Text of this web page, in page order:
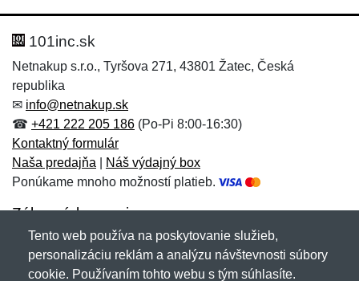
Hodnotenie:
Meno:*
E-mail:
Správa*
Meno:
E-mail:*
Správa*
101inc.sk
Netnakup s.r.o., Tyršova 271, 43801 Žatec, Česká
republika
✉ info@netnakup.sk
☎ +421 222 205 186 (Po-Pi 8:00-16:30)
Kontaktný formulár
Naša predajňa
Náš výdajný box
Ponúkame mnoho možností platieb.
Zákaznícky servis
Novinky emailom
Tento web používa na poskytovanie služieb,
personalizáciu reklám a analýzu návštevnosti súbory
cookie. Používaním tohto webu s tým súhlasíte.